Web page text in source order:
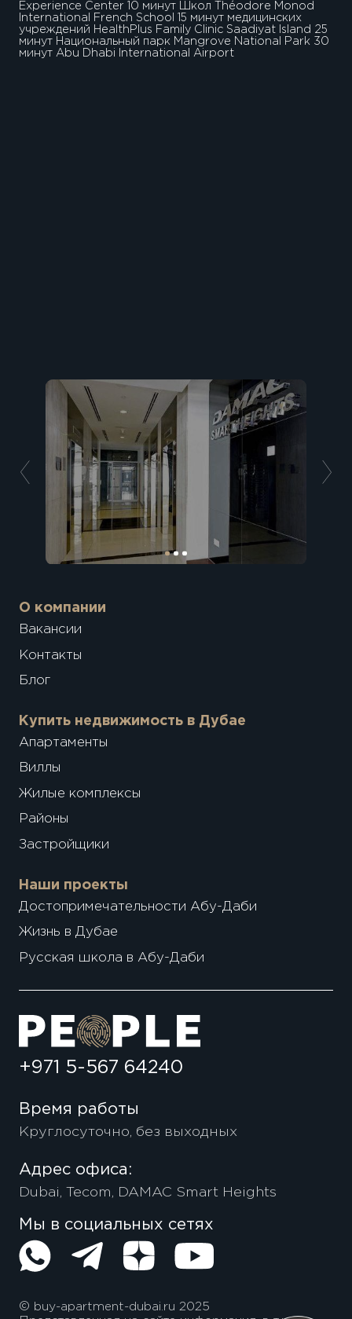
Experience Center 10 минут Школ Théodore Monod
International French School 15 минут медицинских
учреждений HealthPlus Family Clinic Saadiyat Island 25
минут Национальный парк Mangrove National Park 30
минут Abu Dhabi International Airport
О компании
Вакансии
Контакты
Блог
Купить недвижимость в Дубае
Апартаменты
Виллы
Жилые комплексы
Районы
Застройщики
Наши проекты
Достопримечательности Абу-Даби
Жизнь в Дубае
Русская школа в Абу-Даби
+971 5-567 64240
Время работы
Круглосуточно, без выходных
Адрес офиса:
Dubai, Tecom, DAMAC Smart Heights
Мы в социальных сетях
© buy-apartment-dubai.ru 2025